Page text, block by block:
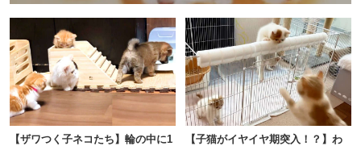
【ザワつく子ネコたち】輪の中に1
【子猫がイヤイヤ期突入！？】わ
閉じる
PECOアプリをダウンロード済みの方
アプリで開く